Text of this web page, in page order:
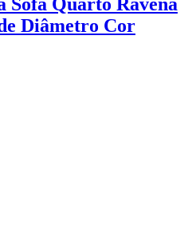
Sofá Quarto Ravena
Diâmetro Cor